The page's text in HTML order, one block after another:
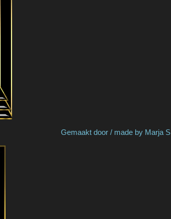
door / made by Marja S